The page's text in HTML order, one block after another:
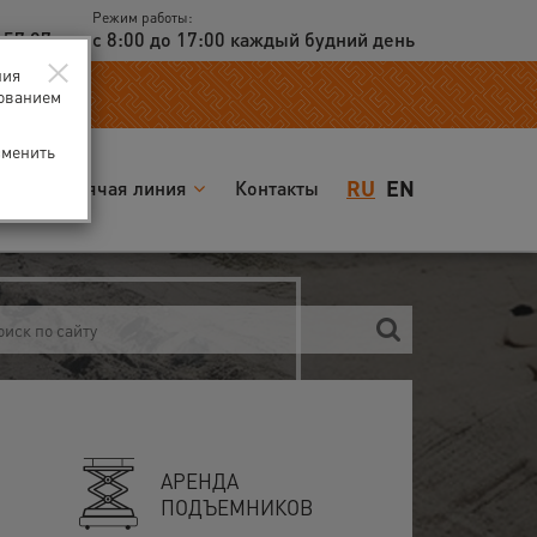
97
Режим работы:
с 8:00 до 17:00 каждый будний день
RU EN
Горячая линия Контакты
АРЕНДА
ПОДЪЕМНИКОВ
×